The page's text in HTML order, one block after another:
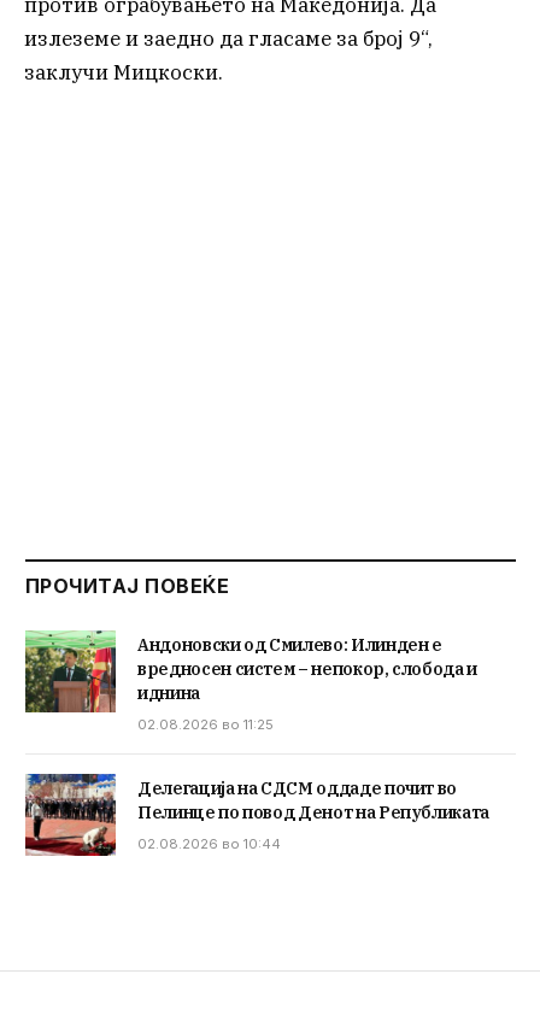
излеземе и заедно да гласаме за број 9“,
заклучи Мицкоски.
ПРОЧИТАЈ ПОВЕЌЕ
Андоновски од Смилево: Илинден е
вредносен систем – непокор, слобода и
иднина
02.08.2026 во 11:25
Делегација на СДСМ оддаде почит во
Пелинце по повод Денот на Републиката
02.08.2026 во 10:44